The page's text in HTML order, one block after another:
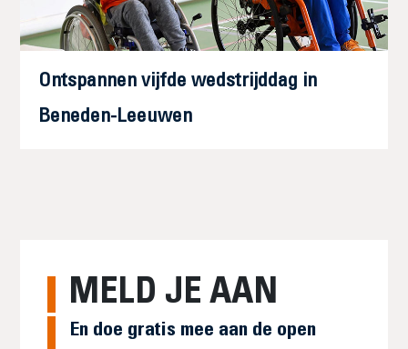
Ontspannen vijfde wedstrijddag in
Beneden-Leeuwen
MELD JE AAN
En doe gratis mee aan de open